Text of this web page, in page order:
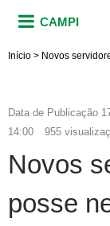
CAMPI
Início > Novos
Data de Publicação
14:00
955
Novos
posse